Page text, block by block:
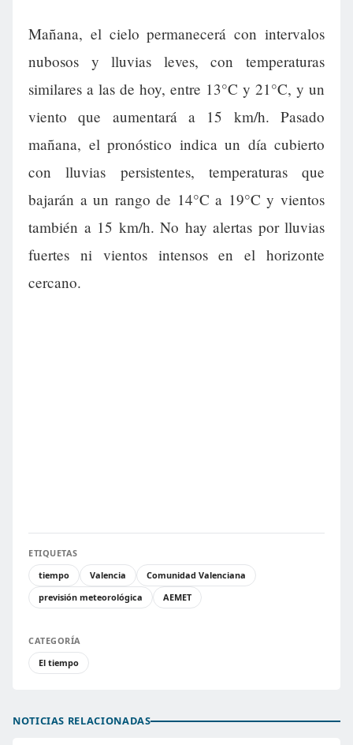
Mañana, el cielo permanecerá con intervalos
nubosos y lluvias leves, con temperaturas
similares a las de hoy, entre 13°C y 21°C, y un
viento que aumentará a 15 km/h. Pasado
mañana, el pronóstico indica un día cubierto
con lluvias persistentes, temperaturas que
bajarán a un rango de 14°C a 19°C y vientos
también a 15 km/h. No hay alertas por lluvias
fuertes ni vientos intensos en el horizonte
cercano.
ETIQUETAS
tiempo
Valencia
Comunidad Valenciana
previsión meteorológica
AEMET
CATEGORÍA
El tiempo
NOTICIAS RELACIONADAS